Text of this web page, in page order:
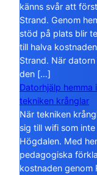
känns svår att
Strand. Genom
stöd på plats blir
till halva
Strand. När
den […]
Datorhjälp
tekniken krånglar
När tekniken
sig till wifi som
Högdalen. Med
pedagogiska
kostnaden genom